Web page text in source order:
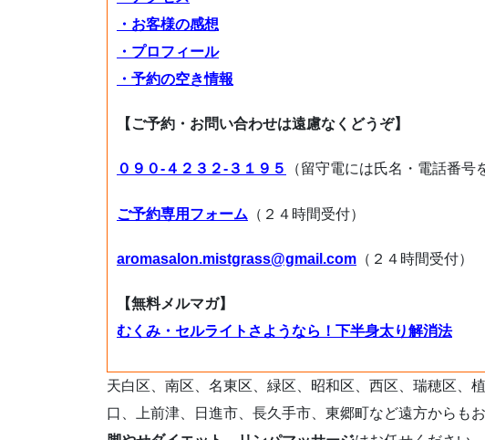
・お客様の感想
・プロフィール
・予約の空き情報
【ご予約・お問い合わせは遠慮なくどうぞ】
０９０-４２３２-３１９５ （留守電には氏名・電話番号
ご予約専用フォーム （２４時間受付）
aromasalon.mistgrass@gmail.com （２４時間受付）
【無料メルマガ】
むくみ・セルライトさようなら！下半身太り解消法
天白区、南区、名東区、緑区、昭和区、西区、瑞穂区、
口、上前津、日進市、長久手市、東郷町など遠方からも